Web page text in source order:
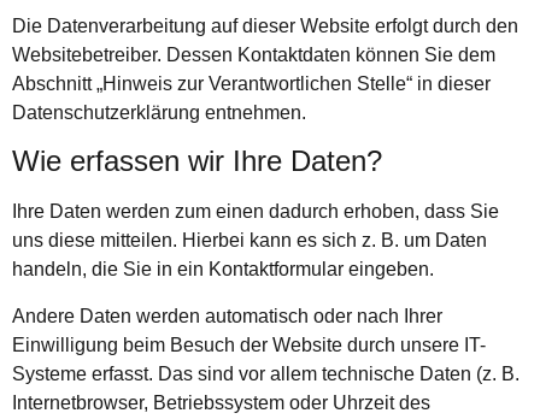
Die Datenverarbeitung auf dieser Website erfolgt durch den
Websitebetreiber. Dessen Kontaktdaten können Sie dem
Abschnitt „Hinweis zur Verantwortlichen Stelle“ in dieser
Datenschutzerklärung entnehmen.
Wie erfassen wir Ihre Daten?
Ihre Daten werden zum einen dadurch erhoben, dass Sie
uns diese mitteilen. Hierbei kann es sich z. B. um Daten
handeln, die Sie in ein Kontaktformular eingeben.
Andere Daten werden automatisch oder nach Ihrer
Einwilligung beim Besuch der Website durch unsere IT-
Systeme erfasst. Das sind vor allem technische Daten (z. B.
Internetbrowser, Betriebssystem oder Uhrzeit des